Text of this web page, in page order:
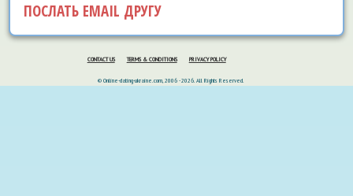
ПОСЛАТЬ EMAIL ДРУГУ
CONTACT US TERMS & CONDITIONS PRIVACY POLICY
© Online-dating-ukraine.com, 2006 - 2026. All Rights Reserved.